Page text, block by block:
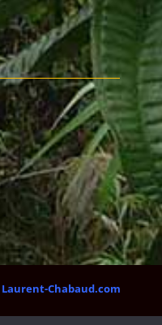
Laurent-Chabaud.com